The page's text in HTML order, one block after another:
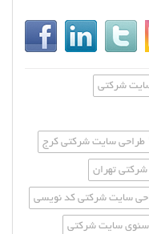
شرکتی
طراحی سایت شرکتی کرج
تهران
سایت شرکتی کد نویسی
سایت شرکتی